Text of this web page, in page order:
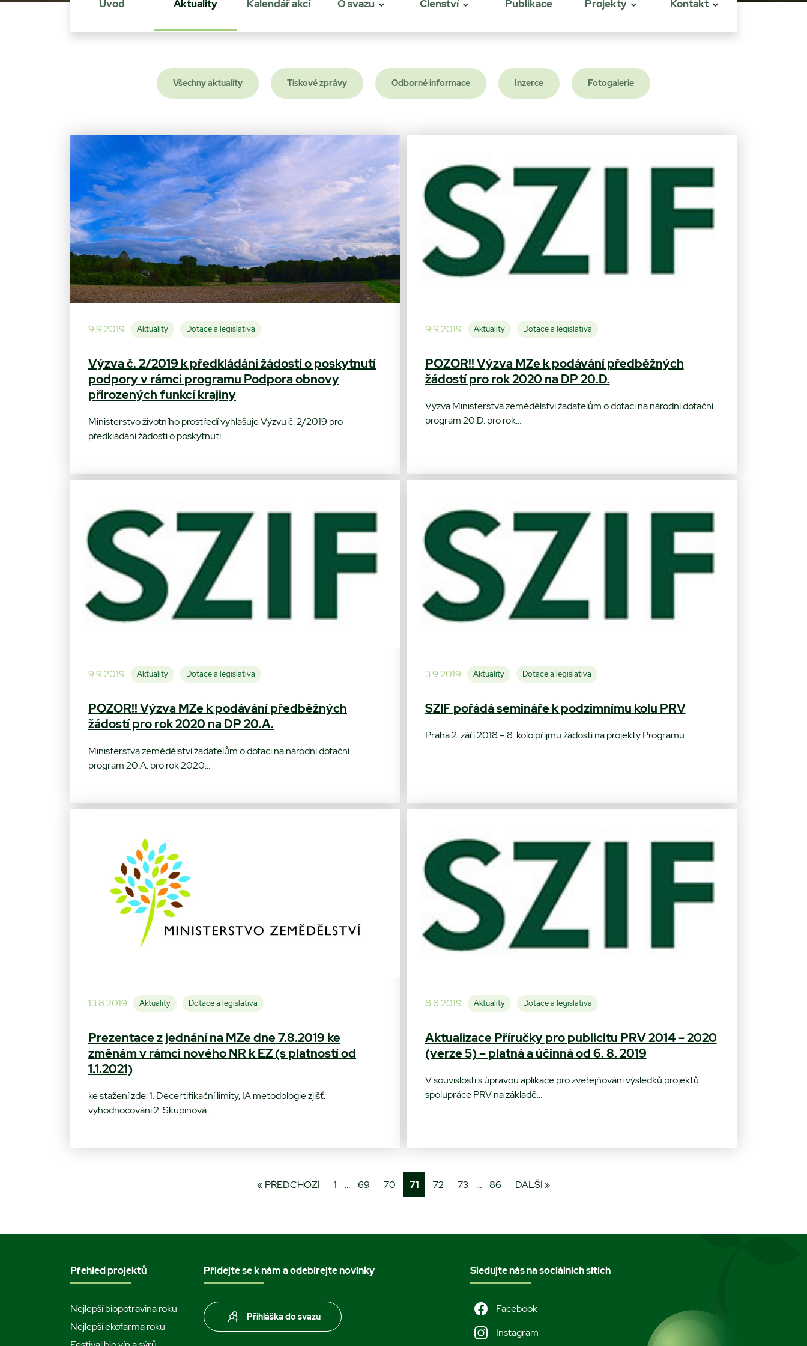
Úvod Aktuality Kalendář akcí O svazu Členství Publikace Projekty Kontakt
Všechny aktuality Tiskové zprávy Odborné informace Inzerce Fotogalerie
9.9.2019 Aktuality Dotace a legislativa
Výzva č. 2/2019 k předkládání žádostí o poskytnutí
podpory v rámci programu Podpora obnovy
přirozených funkcí krajiny
Ministerstvo životního prostředí vyhlašuje Výzvu č. 2/2019 pro
předkládání žádostí o poskytnutí…
9.9.2019 Aktuality Dotace a legislativa
POZOR!! Výzva MZe k podávání předběžných
žádostí pro rok 2020 na DP 20.D.
Výzva Ministerstva zemědělství žadatelům o dotaci na národní dotační
program 20.D. pro rok…
9.9.2019 Aktuality Dotace a legislativa
POZOR!! Výzva MZe k podávání předběžných
žádostí pro rok 2020 na DP 20.A.
Ministerstva zemědělství žadatelům o dotaci na národní dotační
program 20.A. pro rok 2020…
3.9.2019 Aktuality Dotace a legislativa
SZIF pořádá semináře k podzimnímu kolu PRV
Praha 2. září 2018 – 8. kolo příjmu žádostí na projekty Programu…
13.8.2019 Aktuality Dotace a legislativa
Prezentace z jednání na MZe dne 7.8.2019 ke
změnám v rámci nového NR k EZ (s platností od
1.1.2021)
ke stažení zde: 1. Decertifikační limity, IA metodologie zjišť.
vyhodnocování 2. Skupinová…
8.8.2019 Aktuality Dotace a legislativa
Aktualizace Příručky pro publicitu PRV 2014 – 2020
(verze 5) – platná a účinná od 6. 8. 2019
V souvislosti s úpravou aplikace pro zveřejňování výsledků projektů
spolupráce PRV na základě…
« PŘEDCHOZÍ 1 … 69 70 71 72 73 … 86 DALŠÍ »
Přehled projektů
Nejlepší biopotravina roku
Nejlepší ekofarma roku
Přidejte se k nám a odebírejte novinky
Přihláška do svazu
Sledujte nás na sociálních sítích
Facebook
Instagram